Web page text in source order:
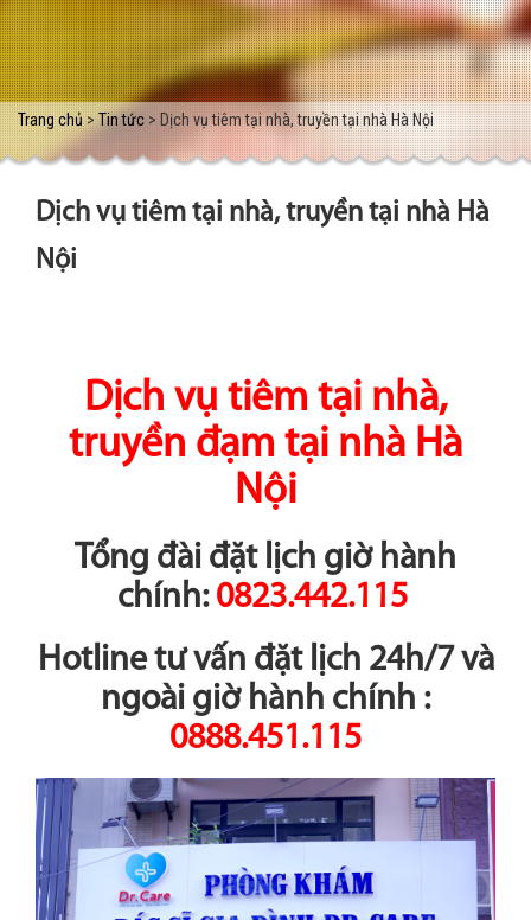
Trang chủ>Tin tức > Dịch vụ tiêm tại nhà, truyền tại nhà Hà Nội
Dịch vụ tiêm tại nhà, truyền tại nhà Hà
Nội
Dịch vụ tiêm tại nhà,
truyền đạm tại nhà Hà
Nội
Tổng đài đặt lịch giờ hành
chính:0823.442.115
Hotline tư vấn đặt lịch 24h/7 và
ngoài giờ hành chính :
0888.451.115